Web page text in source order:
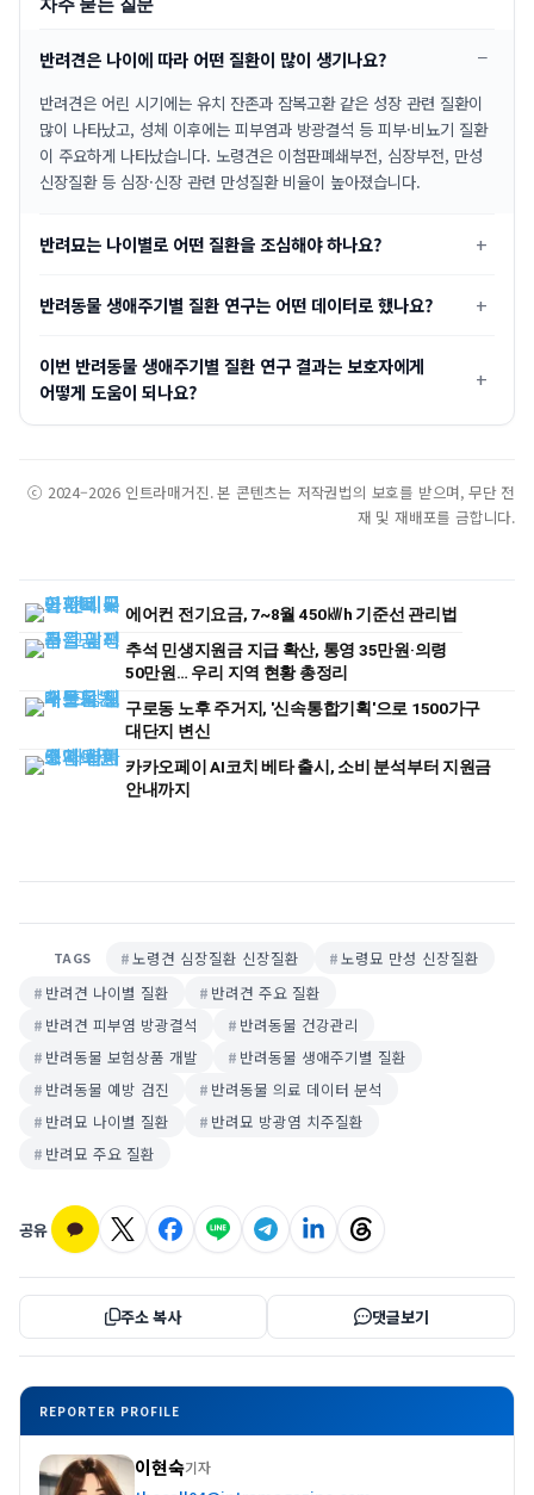
자주 묻는 질문
반려견은 나이에 따라 어떤 질환이 많이 생기나요?
반려견은 어린 시기에는 유치 잔존과 잠복고환 같은 성장 관련 질환이
많이 나타났고, 성체 이후에는 피부염과 방광결석 등 피부·비뇨기 질환
이 주요하게 나타났습니다. 노령견은 이첨판폐쇄부전, 심장부전, 만성
신장질환 등 심장·신장 관련 만성질환 비율이 높아졌습니다.
반려묘는 나이별로 어떤 질환을 조심해야 하나요?
반려동물 생애주기별 질환 연구는 어떤 데이터로 했나요?
이번 반려동물 생애주기별 질환 연구 결과는 보호자에게
어떻게 도움이 되나요?
ⓒ 2024–2026 인트라매거진. 본 콘텐츠는 저작권법의 보호를 받으며, 무단 전
재 및 재배포를 금합니다.
에어컨 전기요금, 7~8월 450㎾h 기준선 관리법
추석 민생지원금 지급 확산, 통영 35만원·의령
50만원… 우리 지역 현황 총정리
구로동 노후 주거지, '신속통합기획'으로 1500가구
대단지 변신
카카오페이 AI코치 베타 출시, 소비 분석부터 지원금
안내까지
TAGS 노령견 심장질환 신장질환
노령묘 만성 신장질환
반려견 나이별 질환
반려견 주요 질환
반려견 피부염 방광결석
반려동물 건강관리
반려동물 보험상품 개발
반려동물 생애주기별 질환
반려동물 예방 검진
반려동물 의료 데이터 분석
반려묘 나이별 질환
반려묘 방광염 치주질환
반려묘 주요 질환
공유
주소 복사 댓글보기
REPORTER PROFILE
이현숙기자